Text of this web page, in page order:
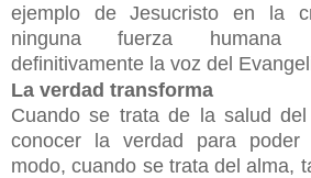
ejemplo de Jesucristo en la
ninguna fuerza humana
definitivamente la voz del
La verdad transforma
Cuando se trata de la salud
conocer la verdad para poder
modo, cuando se trata del alma,